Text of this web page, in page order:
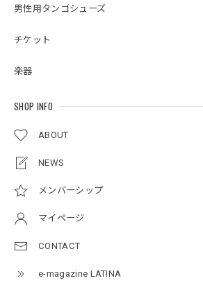
男性用タンゴシューズ
チケット
楽器
SHOP INFO
ABOUT
NEWS
メンバーシップ
マイページ
CONTACT
e-magazine LATINA